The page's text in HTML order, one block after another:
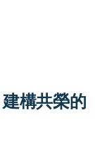
構共榮的